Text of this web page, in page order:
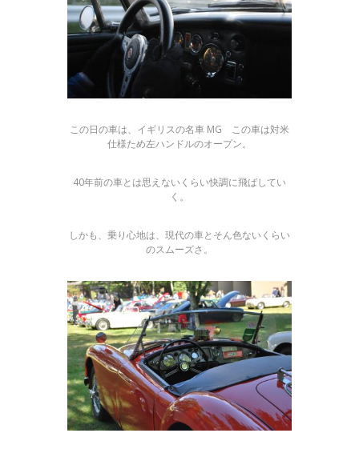
この日の車は、イギリスの名車 MG この車は対米
仕様ため左ハンドルのオープン。
40年前の車とは思えないくらい快調に飛ばしてい
く。
しかも、乗り心地は、現代の車とそん色ないくらい
のスムーズさ。